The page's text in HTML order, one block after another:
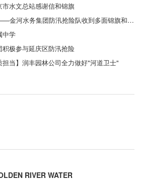
水文总站感谢信和锦旗
"锦旗传心意,寸简情意浓"——金河水务集团防汛抢险队收到多面锦旗和感谢信
中学
极参与延庆区防汛抢险
担当】润丰园林公司全力做好"河道卫士"
RIVER WATER